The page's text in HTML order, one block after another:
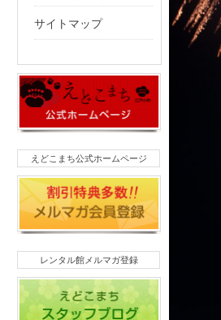
サイトマップ
えどこまち公式ホームページ
レンタル館メルマガ登録